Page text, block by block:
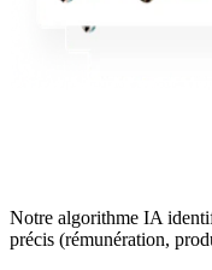
Notre algorithme IA
précis (rémunération,